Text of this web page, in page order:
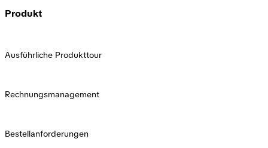
Produkt
Ausführliche Produkttour
Rechnungsmanagement
Bestellanforderungen